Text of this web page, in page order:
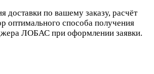
доставки по вашему заказу, расчёт
оптимального способа получения
ЛОБАС при оформлении заявки.